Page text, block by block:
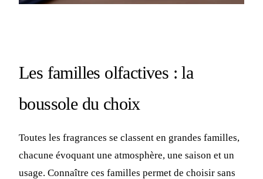
Les familles olfactives : la
boussole du choix
Toutes les fragrances se classent en grandes familles,
chacune évoquant une atmosphère, une saison et un
usage. Connaître ces familles permet de choisir sans